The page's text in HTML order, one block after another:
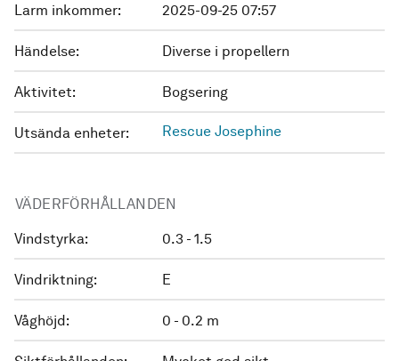
Larm inkommer: 2025-09-25 07:57
Händelse: Diverse i propellern
Aktivitet: Bogsering
Utsända enheter: Rescue Josephine
VÄDERFÖRHÅLLANDEN
Vindstyrka: 0.3 - 1.5
Vindriktning: E
Våghöjd: 0 - 0.2 m